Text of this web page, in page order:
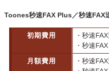
Toones秒速FAX Plus／秒速FAX
初期費用
・秒速
・秒速
月額費用
・秒速